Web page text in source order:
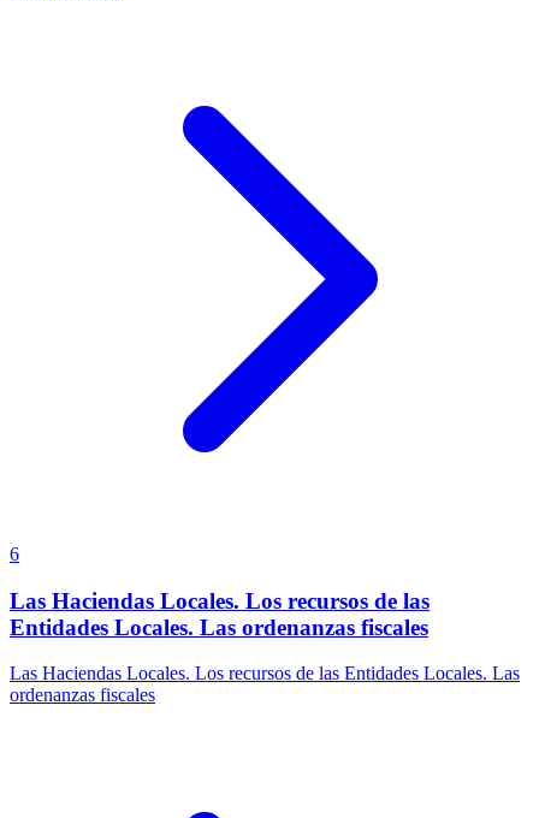
6
Las Haciendas Locales. Los recursos de las
Entidades Locales. Las ordenanzas fiscales
Las Haciendas Locales. Los recursos de las Entidades Locales. Las
ordenanzas fiscales